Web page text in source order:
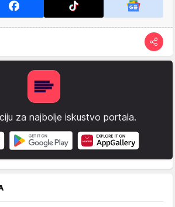
za najbolje iskustvo portala.